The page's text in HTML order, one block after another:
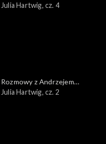
Doboszem
Julia Hartwig, cz. 4
Rozmowy z Andrzejem
Doboszem
Julia Hartwig, cz. 2